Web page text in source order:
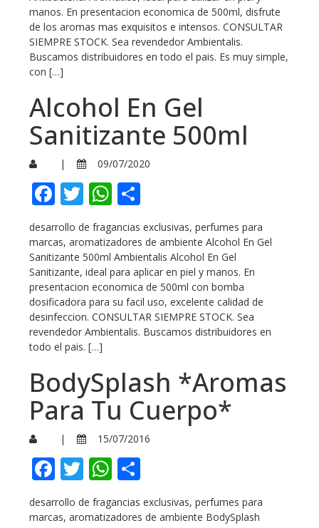
manos. En presentacion economica de 500ml, disfrute
de los aromas mas exquisitos e intensos. CONSULTAR
SIEMPRE STOCK. Sea revendedor Ambientalis.
Buscamos distribuidores en todo el pais. Es muy simple,
con […]
Alcohol En Gel
Sanitizante 500ml
| 09/07/2020
Facebook
TwitterWhatsApp
desarrollo de fragancias exclusivas, perfumes para
marcas, aromatizadores de ambiente Alcohol En Gel
Sanitizante 500ml Ambientalis Alcohol En Gel
Sanitizante, ideal para aplicar en piel y manos. En
presentacion economica de 500ml con bomba
dosificadora para su facil uso, excelente calidad de
desinfeccion. CONSULTAR SIEMPRE STOCK. Sea
revendedor Ambientalis. Buscamos distribuidores en
todo el pais. […]
BodySplash *Aromas
Para Tu Cuerpo*
| 15/07/2016
Facebook
TwitterWhatsApp
desarrollo de fragancias exclusivas, perfumes para
marcas, aromatizadores de ambiente BodySplash